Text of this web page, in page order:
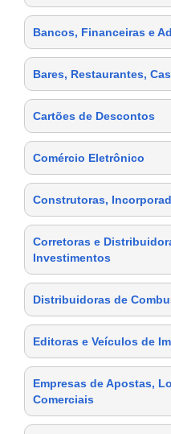
Bancos, Financeiras e
Bares, Restaurantes,
Cartões de Descontos
Comércio Eletrônico
Construtoras,
Corretoras e
Investimentos
Distribuidoras de
Editoras e Veículos de
Empresas de Apostas,
Comerciais